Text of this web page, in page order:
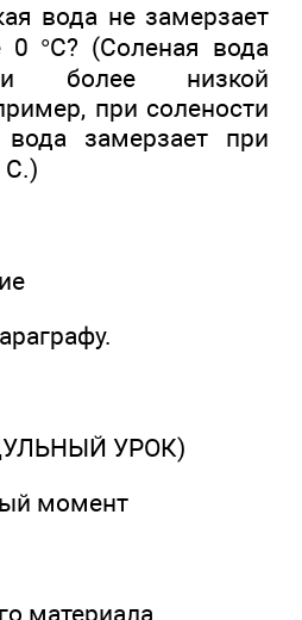
вода не замерзает
0 °С? (Соленая вода
более низкой
при солености
замерзает при
С.)
УРОК)
момент
материала